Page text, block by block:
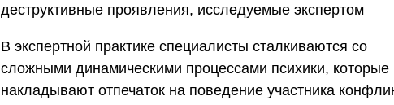
деструктивные проявления, исследуемые экспертом
В экспертной практике специалисты сталкиваются со
сложными динамическими процессами психики, которые
накладывают отпечаток на поведение участника